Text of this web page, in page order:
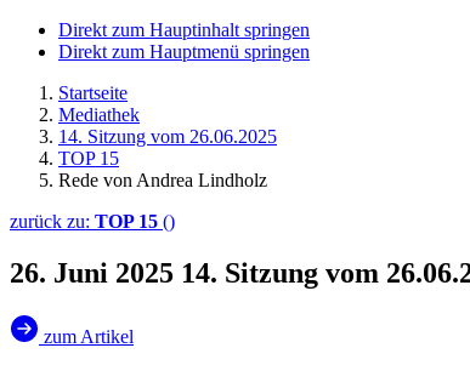
Direkt zum Hauptinhalt springen
Direkt zum Hauptmenü springen
Startseite
Mediathek
14. Sitzung vom 26.06.2025
TOP 15
Rede von Andrea Lindholz
zurück zu: TOP 15 ()
26. Juni 2025 14. Sitzung vom
zum Artikel